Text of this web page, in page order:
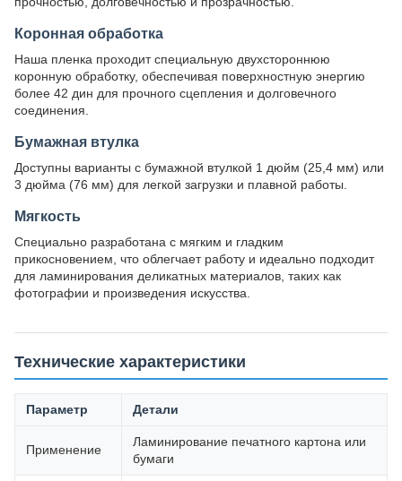
Коронная обработка
Наша пленка проходит специальную двухстороннюю
коронную обработку, обеспечивая поверхностную энергию
более 42 дин для прочного сцепления и долговечного
соединения.
Бумажная втулка
Доступны варианты с бумажной втулкой 1 дюйм (25,4 мм) или
3 дюйма (76 мм) для легкой загрузки и плавной работы.
Мягкость
Специально разработана с мягким и гладким
прикосновением, что облегчает работу и идеально подходит
для ламинирования деликатных материалов, таких как
фотографии и произведения искусства.
Технические характеристики
Параметр Детали
Применение
Ламинирование печатного картона или
бумаги